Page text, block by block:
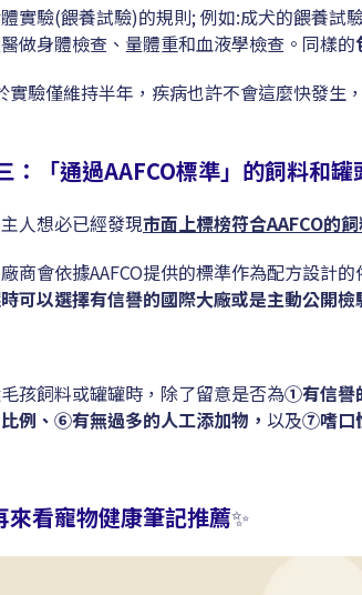
體實驗(餵養試驗)的規則; 例如:成犬的餵養
做身體檢查、量體重和血液學檢查。同樣的
實驗僅維持半年，疾病也許不會這麼快發
：「通過AAFCO標準」的飼料和
人想必已經發現市面上標榜符合AAFCO的
商會依據AAFCO提供的標準作為配方設計
可以選擇有信譽的國際大廠或是主動公開
孩飼料或罐罐時，除了留意是否為①有信譽
例、⑥有無過多的人工添加物， 以及⑦嗜口
來看寵物健康筆記推薦✨